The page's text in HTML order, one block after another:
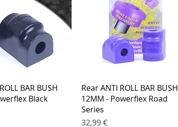
peržiūra
BAR BUSH
Black
Greita peržiūra
Rear ANTI ROLL BAR BUSH
12MM - Powerflex Road
Series
Kaina
32,99 €